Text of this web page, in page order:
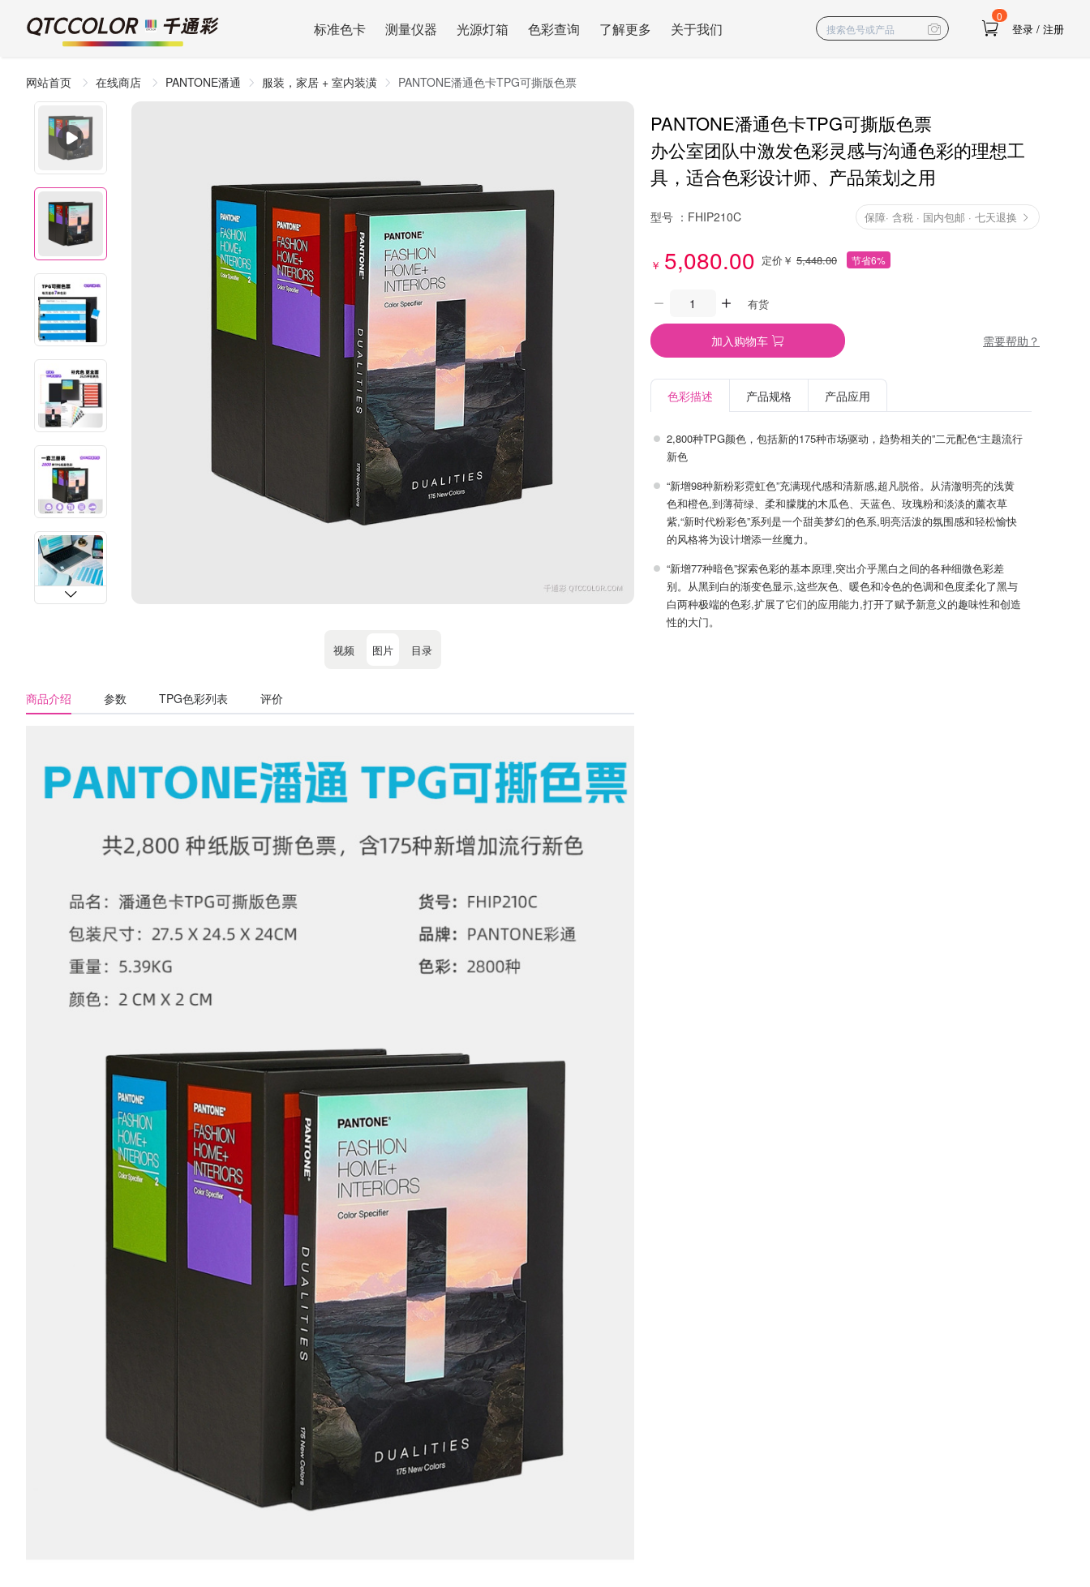
标准色卡 测量仪器 光源灯箱 色彩查询 了解更多 关于我们
0
登录 / 注册
网站首页 在线商店 PANTONE潘通 服装，家居 + 室内装潢 PANTONE潘通色卡TPG可撕版色票
视频 图片 目录
商品介绍 参数 TPG色彩列表 评价
PANTONE潘通色卡TPG可撕版色票
办公室团队中激发色彩灵感与沟通色彩的理想工
具，适合色彩设计师、产品策划之用
型号 ： FHIP210C 保障· 含税 · 国内包邮 · 七天退换
￥ 5,080.00 定价￥ 5,448.00 节省6%
有货
加入购物车 需要帮助？
色彩描述 产品规格 产品应用
2,800种TPG颜色，包括新的175种市场驱动，趋势相关的”二元配色“主题流行
新色
“新增98种新粉彩霓虹色”充满现代感和清新感,超凡脱俗。从清澈明亮的浅黄
色和橙色,到薄荷绿、柔和朦胧的木瓜色、天蓝色、玫瑰粉和淡淡的薰衣草
紫,“新时代粉彩色”系列是一个甜美梦幻的色系,明亮活泼的氛围感和轻松愉快
的风格将为设计增添一丝魔力。
“新增77种暗色”探索色彩的基本原理,突出介乎黑白之间的各种细微色彩差
别。从黑到白的渐变色显示,这些灰色、暖色和冷色的色调和色度柔化了黑与
白两种极端的色彩,扩展了它们的应用能力,打开了赋予新意义的趣味性和创造
性的大门。